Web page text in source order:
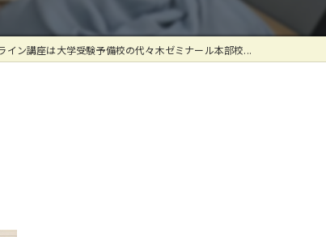
イン講座は大学受験予備校の代々木ゼミナール本部校...